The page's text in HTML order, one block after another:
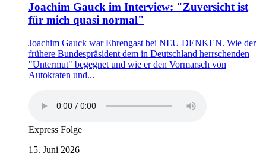
Joachim Gauck im Interview: "Zuversicht ist
für mich quasi normal"
Joachim Gauck war Ehrengast bei NEU DENKEN. Wie der
frühere Bundespräsident dem in Deutschland herrschenden
"Untermut" begegnet und wie er den Vormarsch von
Autokraten und...
Express Folge
15. Juni 2026